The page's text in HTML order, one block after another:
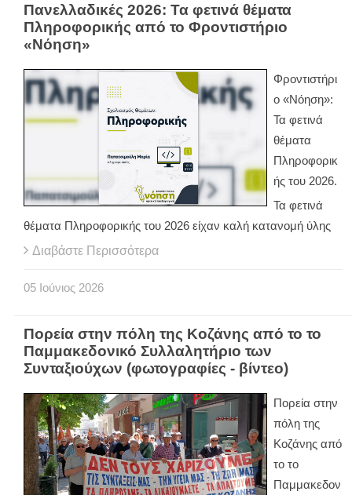
Πανελλαδικές 2026: Τα φετινά θέματα
Πληροφορικής από το Φροντιστήριο
«Νόηση»
Φροντιστήρι
ο «Νόηση»:
Τα φετινά
θέματα
Πληροφορικ
ής του 2026.
Τα φετινά
θέματα Πληροφορικής του 2026 είχαν καλή κατανομή ύλης
Διαβάστε Περισσότερα
05 Ιούνιος 2026
Πορεία στην πόλη της Κοζάνης από το το
Παμμακεδονικό Συλλαλητήριο των
Συνταξιούχων (φωτογραφίες - βίντεο)
Πορεία στην
πόλη της
Κοζάνης από
το το
Παμμακεδον